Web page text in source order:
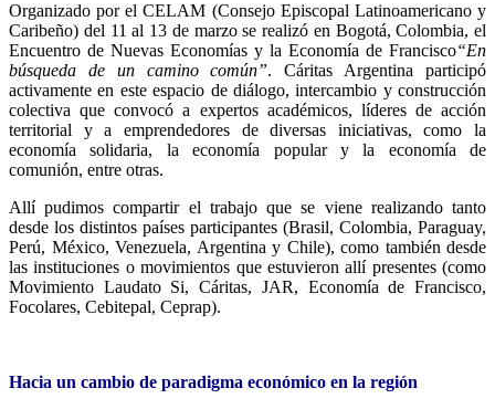
Organizado por el CELAM (Consejo Episcopal Latinoamericano y
Caribeño) del 11 al 13 de marzo se realizó en Bogotá, Colombia, el
Encuentro de Nuevas Economías y la Economía de Francisco“En
búsqueda de un camino común”. Cáritas Argentina participó
activamente en este espacio de diálogo, intercambio y construcción
colectiva que convocó a expertos académicos, líderes de acción
territorial y a emprendedores de diversas iniciativas, como la
economía solidaria, la economía popular y la economía de
comunión, entre otras.
Allí pudimos compartir el trabajo que se viene realizando tanto
desde los distintos países participantes (Brasil, Colombia, Paraguay,
Perú, México, Venezuela, Argentina y Chile), como también desde
las instituciones o movimientos que estuvieron allí presentes (como
Movimiento Laudato Si, Cáritas, JAR, Economía de Francisco,
Focolares, Cebitepal, Ceprap).
Hacia un cambio de paradigma económico en la región